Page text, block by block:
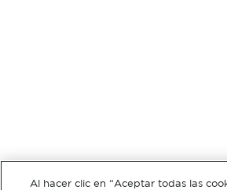
Al hacer clic en “Aceptar todas las